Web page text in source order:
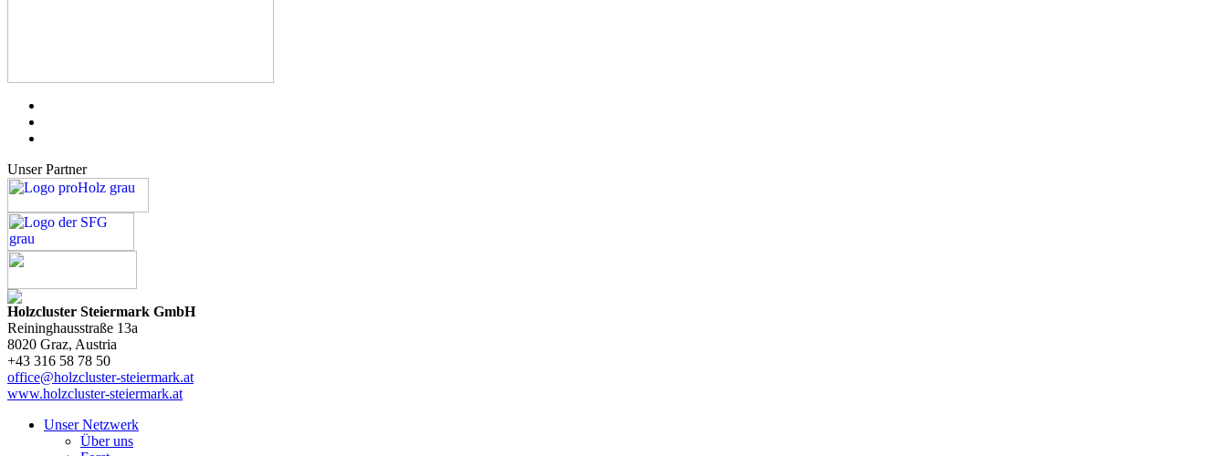
Unser Partner
Holzcluster Steiermark GmbH
Reininghausstraße 13a
8020 Graz, Austria
+43 316 58 78 50
office@holzcluster-steiermark.at
www.holzcluster-steiermark.at
Unser Netzwerk
Über uns